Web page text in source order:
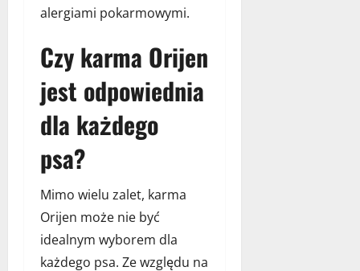
alergiami pokarmowymi.
Czy karma Orijen
jest odpowiednia
dla każdego
psa?
Mimo wielu zalet, karma
Orijen może nie być
idealnym wyborem dla
każdego psa. Ze względu na